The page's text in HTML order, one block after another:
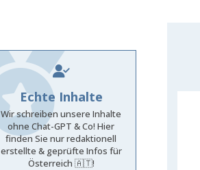
Echte Inhalte
Wir schreiben unsere Inhalte
ohne Chat-GPT & Co! Hier
finden Sie nur redaktionell
erstellte & geprüfte Infos für
Österreich 🇦🇹!